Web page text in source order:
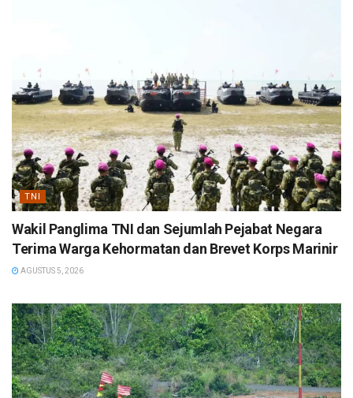
TNI
Wakil Panglima TNI dan Sejumlah Pejabat Negara
Terima Warga Kehormatan dan Brevet Korps Marinir
AGUSTUS 5, 2026